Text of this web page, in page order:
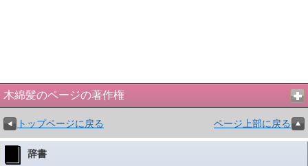
木綿髪のページの著作権
トップページに戻る ページ上部に戻る
辞書